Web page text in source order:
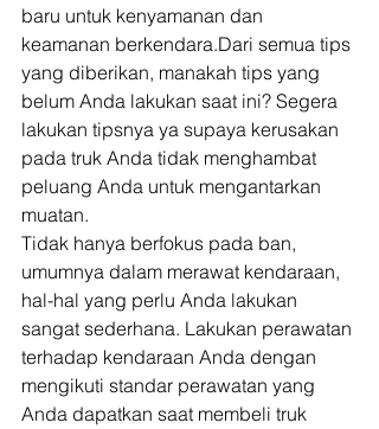
baru untuk kenyamanan dan
keamanan berkendara.Dari semua tips
yang diberikan, manakah tips yang
belum Anda lakukan saat ini? Segera
lakukan tipsnya ya supaya kerusakan
pada truk Anda tidak menghambat
peluang Anda untuk mengantarkan
muatan.
Tidak hanya berfokus pada ban,
umumnya dalam merawat kendaraan,
hal-hal yang perlu Anda lakukan
sangat sederhana. Lakukan perawatan
terhadap kendaraan Anda dengan
mengikuti standar perawatan yang
Anda dapatkan saat membeli truk